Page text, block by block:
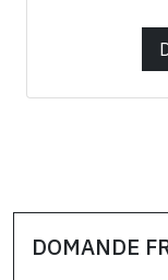
DOMANDE